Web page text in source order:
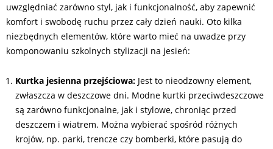
uwzględniać zarówno styl, jak i funkcjonalność, aby zapewnić
komfort i swobodę ruchu przez cały dzień nauki. Oto kilka
niezbędnych elementów, które warto mieć na uwadze przy
komponowaniu szkolnych stylizacji na jesień:
Kurtka jesienna przejściowa: Jest to nieodzowny element,
zwłaszcza w deszczowe dni. Modne kurtki przeciwdeszczowe
są zarówno funkcjonalne, jak i stylowe, chroniąc przed
deszczem i wiatrem. Można wybierać spośród różnych
krojów, np. parki, trencze czy bomberki, które pasują do